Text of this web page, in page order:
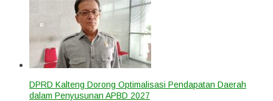
DPRD Kalteng Dorong Optimalisasi Pendapatan Daerah
dalam Penyusunan APBD 2027